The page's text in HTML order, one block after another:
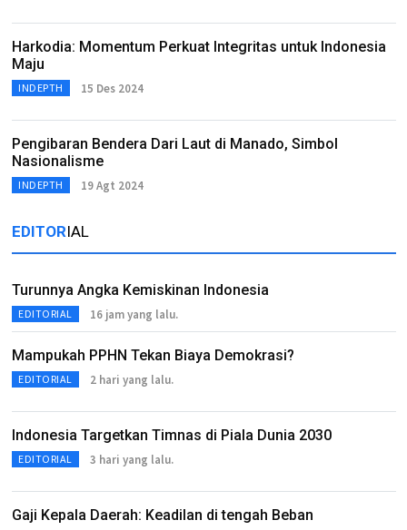
Harkodia: Momentum Perkuat Integritas untuk Indonesia
Maju
INDEPTH 15 Des 2024
Pengibaran Bendera Dari Laut di Manado, Simbol
Nasionalisme
INDEPTH 19 Agt 2024
EDITORIAL
Turunnya Angka Kemiskinan Indonesia
EDITORIAL 16 jam yang lalu.
Mampukah PPHN Tekan Biaya Demokrasi?
EDITORIAL 2 hari yang lalu.
Indonesia Targetkan Timnas di Piala Dunia 2030
EDITORIAL 3 hari yang lalu.
Gaji Kepala Daerah: Keadilan di tengah Beban